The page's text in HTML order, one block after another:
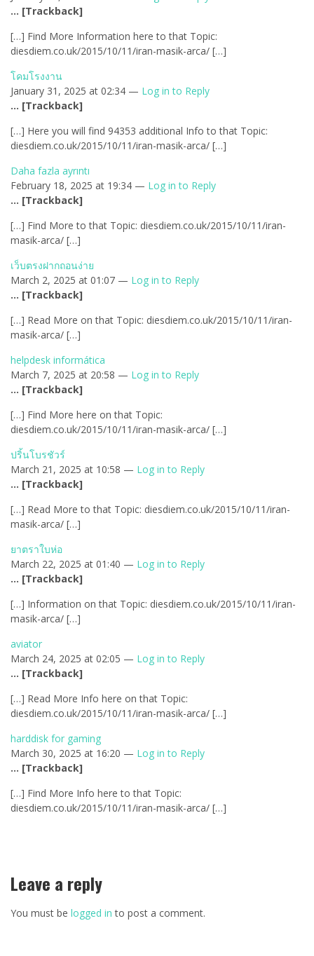
… [Trackback]
[…] Find More Information here to that Topic:
diesdiem.co.uk/2015/10/11/iran-masik-arca/ […]
โคมโรงงาน
January 31, 2025 at 02:34 — Log in to Reply
… [Trackback]
[…] Here you will find 94353 additional Info to that Topic:
diesdiem.co.uk/2015/10/11/iran-masik-arca/ […]
Daha fazla ayrıntı
February 18, 2025 at 19:34 — Log in to Reply
… [Trackback]
[…] Find More to that Topic: diesdiem.co.uk/2015/10/11/iran-
masik-arca/ […]
เว็บตรงฝากถอนง่าย
March 2, 2025 at 01:07 — Log in to Reply
… [Trackback]
[…] Read More on that Topic: diesdiem.co.uk/2015/10/11/iran-
masik-arca/ […]
helpdesk informática
March 7, 2025 at 20:58 — Log in to Reply
… [Trackback]
[…] Find More here on that Topic:
diesdiem.co.uk/2015/10/11/iran-masik-arca/ […]
ปริ้นโบรชัวร์
March 21, 2025 at 10:58 — Log in to Reply
… [Trackback]
[…] Read More to that Topic: diesdiem.co.uk/2015/10/11/iran-
masik-arca/ […]
ยาตราใบห่อ
March 22, 2025 at 01:40 — Log in to Reply
… [Trackback]
[…] Information on that Topic: diesdiem.co.uk/2015/10/11/iran-
masik-arca/ […]
aviator
March 24, 2025 at 02:05 — Log in to Reply
… [Trackback]
[…] Read More Info here on that Topic:
diesdiem.co.uk/2015/10/11/iran-masik-arca/ […]
harddisk for gaming
March 30, 2025 at 16:20 — Log in to Reply
… [Trackback]
[…] Find More Info here to that Topic:
diesdiem.co.uk/2015/10/11/iran-masik-arca/ […]
Leave a reply
You must be logged in to post a comment.